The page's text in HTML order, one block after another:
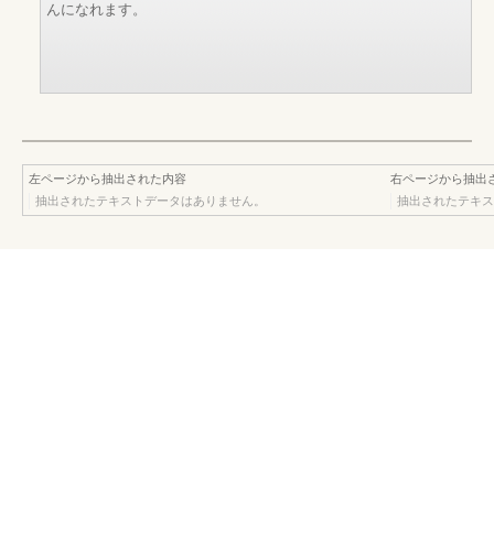
んになれます。
左ページから抽出された内容
抽出されたテキストデータはありません。
右ページから抽出
抽出されたテキ